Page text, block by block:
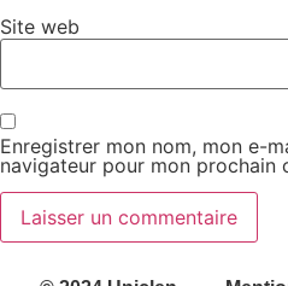
Site web
Enregistrer mon nom, mon e-
navigateur pour mon prochain